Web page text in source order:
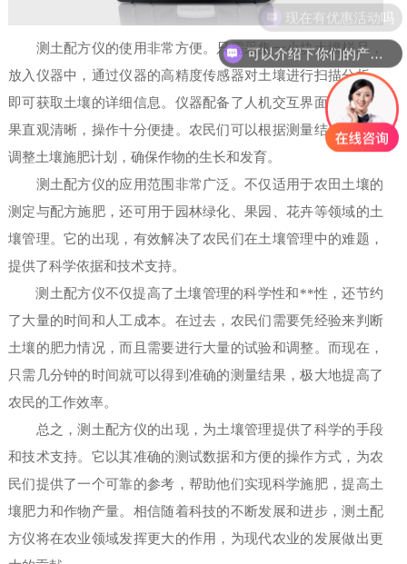
测土配方仪的使用非常方便。只需采集一小块土壤样品，
放入仪器中，通过仪器的高精度传感器对土壤进行扫描分析，
即可获取土壤的详细信息。仪器配备了人机交互界面，显示结
果直观清晰，操作十分便捷。农民们可以根据测量结果，合理
调整土壤施肥计划，确保作物的生长和发育。
测土配方仪的应用范围非常广泛。不仅适用于农田土壤的
测定与配方施肥，还可用于园林绿化、果园、花卉等领域的土
壤管理。它的出现，有效解决了农民们在土壤管理中的难题，
提供了科学依据和技术支持。
测土配方仪不仅提高了土壤管理的科学性和**性，还节约
了大量的时间和人工成本。在过去，农民们需要凭经验来判断
土壤的肥力情况，而且需要进行大量的试验和调整。而现在，
只需几分钟的时间就可以得到准确的测量结果，极大地提高了
农民的工作效率。
总之，测土配方仪的出现，为土壤管理提供了科学的手段
和技术支持。它以其准确的测试数据和方便的操作方式，为农
民们提供了一个可靠的参考，帮助他们实现科学施肥，提高土
壤肥力和作物产量。相信随着科技的不断发展和进步，测土配
方仪将在农业领域发挥更大的作用，为现代农业的发展做出更
可以介绍下你们的产品么
现在有优惠活动吗